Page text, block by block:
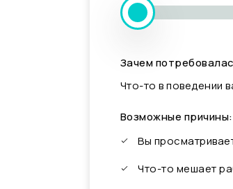
Зачем
Что-то в поведении
Возможные причины:
Вы
Что-то мешает